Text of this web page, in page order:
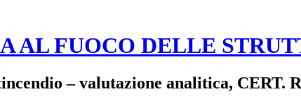
AL FUOCO DELLE
– valutazione analitica, CERT.